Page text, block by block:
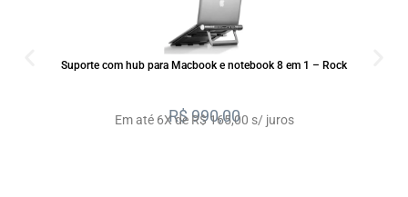
Suporte com hub para Macbook e notebook 8 em 1 – Rock
R$990,00
Em até 6X de R$ 165,00 s/ juros